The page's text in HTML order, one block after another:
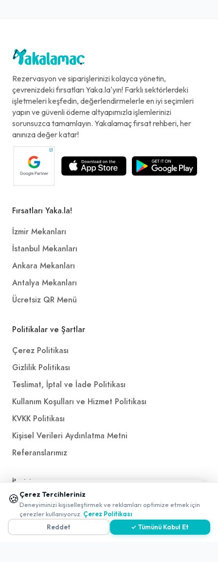
Rezervasyon ve siparişlerinizi kolayca yönetin,
çevrenizdeki fırsatları Yaka.la'yın! Farklı sektörlerdeki
işletmeleri keşfedin, değerlendirmelerle en iyi seçimleri
yapın ve güvenli ödeme altyapımızla işlemlerinizi
sorunsuzca tamamlayın. Yakalamaç fırsat rehberi, her
anınıza değer katar!
Fırsatları Yaka.la!
İzmir Mekanları
İstanbul Mekanları
Ankara Mekanları
Antalya Mekanları
Ücretsiz QR Menü
Politikalar ve Şartlar
Çerez Politikası
Gizlilik Politikası
Teslimat, İptal ve İade Politikası
Kullanım Koşulları ve Hizmet Politikası
KVKK Politikası
Kişisel Verileri Aydınlatma Metni
Referanslarımız
İletişim
E-Postailetisim@yakalamac.com.tr
Dokuz Eylül Üniversitesi Teknoparkı Adatepe Mah.
Doğuş Cad. No:207 Z İç Kapı No:1 Buca/İzmir
🍪 Çerez Tercihleriniz
Deneyiminizi kişiselleştirmek ve reklamları optimize etmek için
çerezler kullanıyoruz. Çerez Politikası
Reddet
✓ Tümünü Kabul Et
📱 Mobil uygulamamızı keşfedin!
✖